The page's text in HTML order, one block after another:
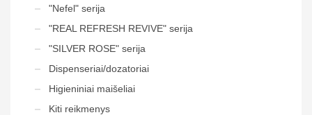
"Nefel" serija
"REAL REFRESH REVIVE" serija
"SILVER ROSE" serija
Dispenseriai/dozatoriai
Higieniniai maišeliai
Kiti reikmenys